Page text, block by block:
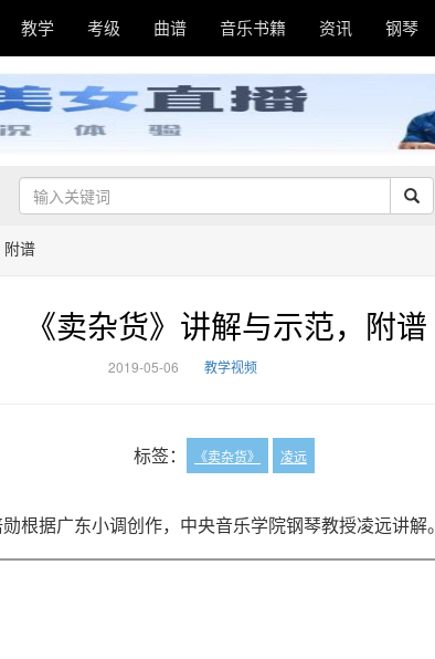
教学 考级 曲谱 音乐书籍 资讯 钢琴
附谱
《卖杂货》讲解与示范，附谱
2019-05-06 教学视频
标签： 《卖杂货》 凌远
根据广东小调创作，中央音乐学院钢琴教授凌远讲解。